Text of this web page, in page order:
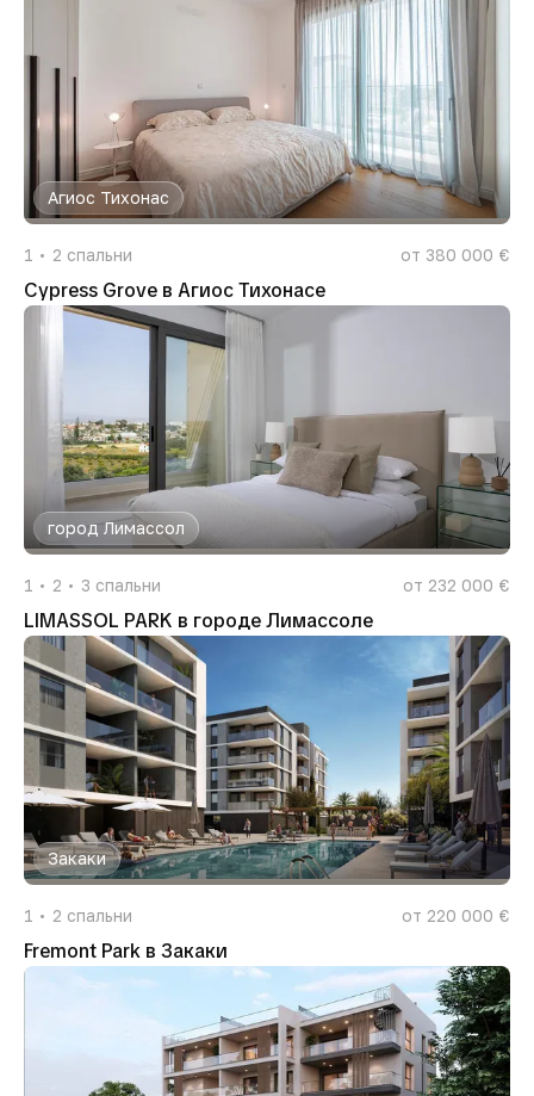
Агиос Тихонас
1 2 спальни от 380 000 €
Cypress Grove в Агиос Тихонасе
город Лимассол
1 2 3 спальни от 232 000 €
LIMASSOL PARK в городе Лимассоле
Закаки
1 2 спальни от 220 000 €
Fremont Park в Закаки